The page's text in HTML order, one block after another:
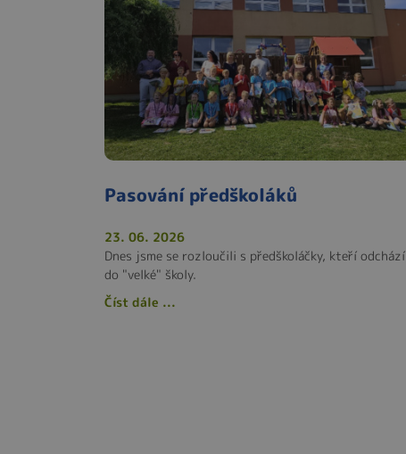
Pasování předškoláků
23. 06. 2026
Dnes jsme se rozloučili s předškoláčky, kteří odchází
do "velké" školy.
Číst dále ...